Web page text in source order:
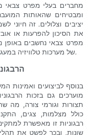
מחברים בעלי מפרט צבאי
ומבטיחים שהאותות
יציבים וצלולים. זה
את הסיכון להפרעות או
מפרט צבאי נחשבים
של מערכות טלוויזיה במעגל סגור, במיוחד ביישומי אבטחה קריטיים.
בנוסף לביצועים ואמינות
מוערכים גם בזכות
תצורות וגורמי צורה, מה
רבגוניות זו מאפשרת